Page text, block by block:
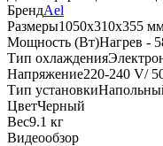
БрендAel
Размеры1050х310х355
Мощность (Вт)Нагрев -
Тип охлаждения
Напряжение220-240 V/
Тип установки
ЦветЧерный
Вес9.1 кг
Видеообзор